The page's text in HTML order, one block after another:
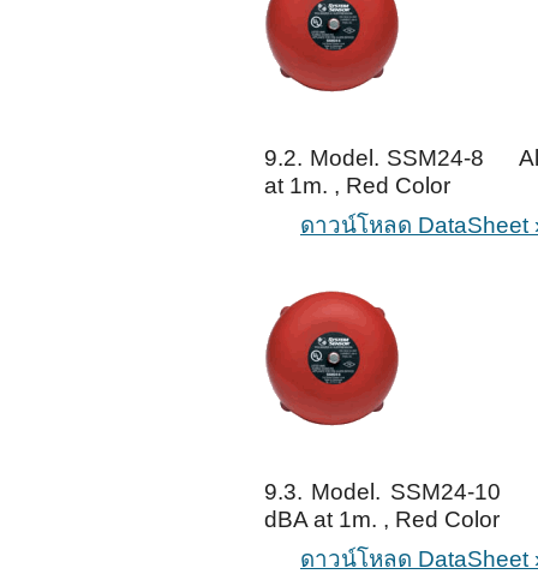
9.2. Model. SSM24-8
at 1m. , Red Color
ดาวน์โหลด DataSheet
9.3. Model. SSM24-10
dBA at 1m. , Red Color
ดาวน์โหลด DataSheet